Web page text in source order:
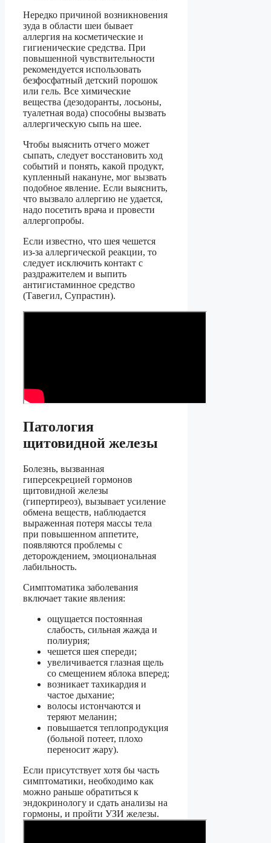
Нередко причиной возникновения
зуда в области шеи бывает
аллергия на косметические и
гигиенические средства. При
повышенной чувствительности
рекомендуется использовать
безфосфатный детский порошок
или гель. Все химические
вещества (дезодоранты, лосьоны,
туалетная вода) способны вызвать
аллергическую сыпь на шее.
Чтобы выяснить отчего может
сыпать, следует восстановить ход
событий и понять, какой продукт,
купленный накануне, мог вызвать
подобное явление. Если выяснить,
что вызвало аллергию не удается,
надо посетить врача и провести
аллергопробы.
Если известно, что шея чешется
из-за аллергической реакции, то
следует исключить контакт с
раздражителем и выпить
антигистаминное средство
(Тавегил, Супрастин).
Патология
щитовидной железы
Болезнь, вызванная
гиперсекрецией гормонов
щитовидной железы
(гипертиреоз), вызывает усиление
обмена веществ, наблюдается
выраженная потеря массы тела
при повышенном аппетите,
появляются проблемы с
деторождением, эмоциональная
лабильность.
Симптоматика заболевания
включает такие явления:
ощущается постоянная
слабость, сильная жажда и
полиурия;
чешется шея спереди;
увеличивается глазная щель
со смещением яблока вперед;
возникает тахикардия и
частое дыхание;
волосы истончаются и
теряют меланин;
повышается теплопродукция
(больной потеет, плохо
переносит жару).
Если присутствует хотя бы часть
симптоматики, необходимо как
можно раньше обратиться к
эндокринологу и сдать анализы на
гормоны, и пройти УЗИ железы.